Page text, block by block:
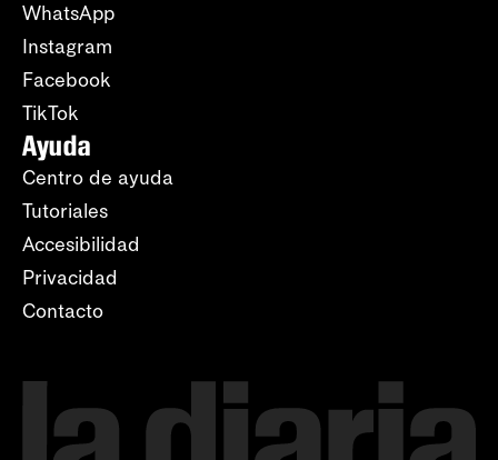
WhatsApp
Instagram
Facebook
TikTok
Ayuda
Centro de ayuda
Tutoriales
Accesibilidad
Privacidad
Contacto